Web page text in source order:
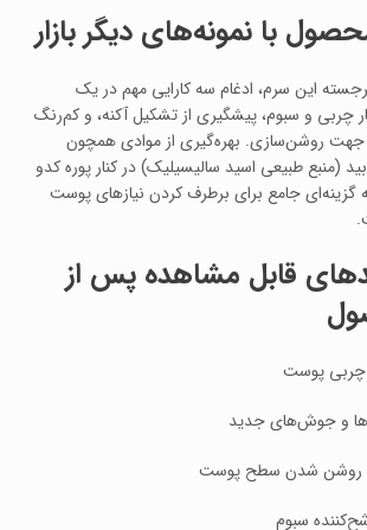
با نمونه‌های دیگر بازار
این سرم، ادغام سه کارایی مهم در یک
چربی و سبوم، پیشگیری از تشکیل آکنه، و کم‌رنگ
روشن‌سازی. بهره‌گیری از موادی همچون
(منبع طبیعی اسید سالیسیلیک) در کنار پوره کدو
به گزینه‌ای جامع برای برطرف کردن نیازهای پوست
قابل مشاهده پس از
چربی پوست
و جوش‌های جدید
روشن شدن سطح پوست
سبوم